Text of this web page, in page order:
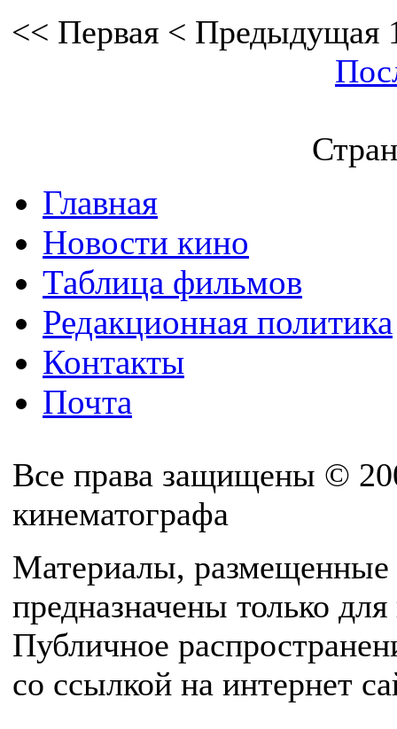
<< Первая < Предыдущая
Главная
Новости кино
Таблица фильмов
Редакционная политика
Контакты
Почта
Все права защищены ©
кинематографа
Материалы, размещенные
предназначены только
Публичное
со ссылкой на интернет